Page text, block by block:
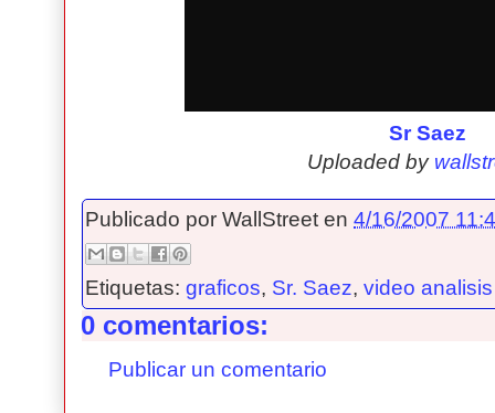
Sr Saez
Uploaded by
Publicado porWallStreet en4/16/2007
Etiquetas:graficos, Sr. Saez,video
0 comentarios:
Publicar un comentario